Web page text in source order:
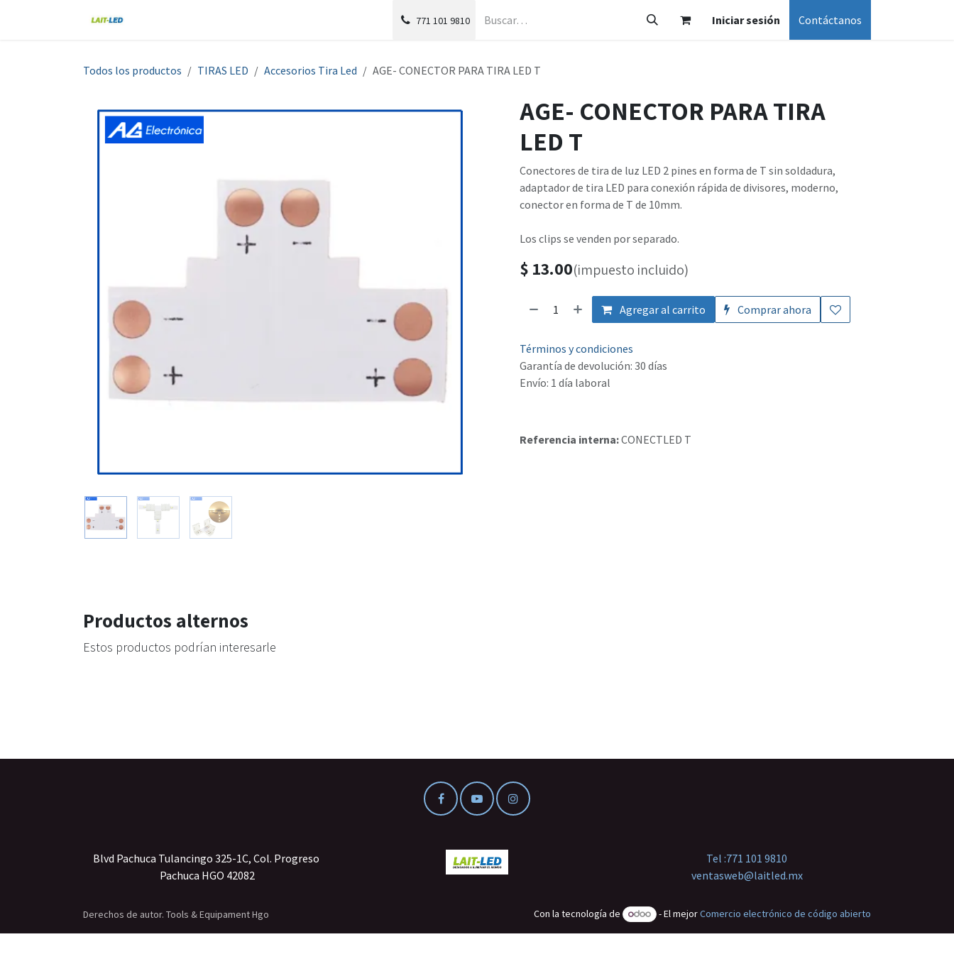
771 101 9810 Iniciar sesión Contáctanos
Todos los productos TIRAS LED Accesorios Tira Led AGE- CONECTOR PARA TIRA LED T
AGE- CONECTOR PARA TIRA
LED T
Conectores de tira de luz LED 2 pines en forma de T sin soldadura,
adaptador de tira LED para conexión rápida de divisores, moderno,
conector en forma de T de 10mm.
Los clips se venden por separado.
$ 13.00(impuesto incluido)
Agregar al carrito Comprar ahora
Términos y condiciones
Garantía de devolución: 30 días
Envío: 1 día laboral
Referencia interna:CONECTLED T
Productos alternos
Estos productos podrían interesarle
Blvd Pachuca Tulancingo 325-1C, Col. Progreso
Pachuca HGO 42082
Tel :771 101 9810
ventasweb@laitled.mx
Derechos de autor. Tools & Equipament Hgo Con la tecnología de - El mejorComercio electrónico de código abierto